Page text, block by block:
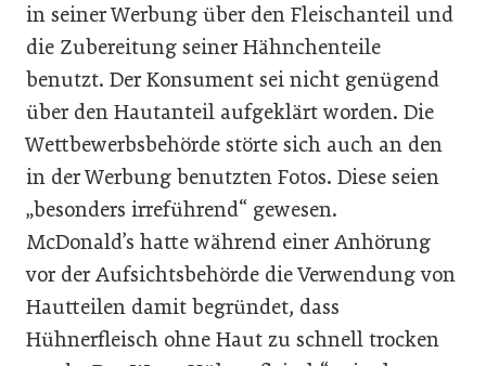
in seiner Werbung über den Fleischanteil und
die Zubereitung seiner Hähnchenteile
benutzt. Der Konsument sei nicht genügend
über den Hautanteil aufgeklärt worden. Die
Wettbewerbsbehörde störte sich auch an den
in der Werbung benutzten Fotos. Diese seien
„besonders irreführend“ gewesen.
McDonald’s hatte während einer Anhörung
vor der Aufsichtsbehörde die Verwendung von
Hautteilen damit begründet, dass
Hühnerfleisch ohne Haut zu schnell trocken